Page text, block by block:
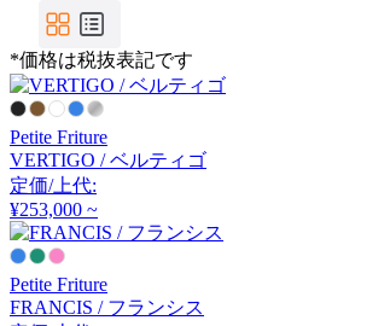
ARIAKE
アリアケ
arper
アルペール
arrmet
*価格は税抜表記です
Petite Friture
VERTIGO / ベルティゴ
定価/上代:
¥253,000 ~
Petite Friture
FRANCIS / フランシス